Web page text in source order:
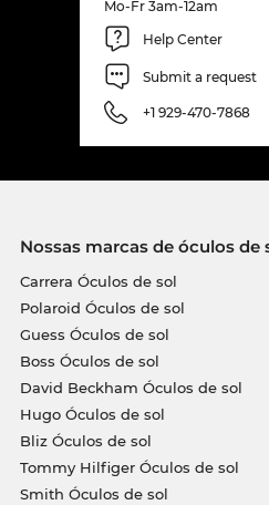
Mo-Fr 3am-12am
Help Center
Submit a request
+1 929-470-7868
Nossas marcas de óculos de
Carrera Óculos de sol
Polaroid Óculos de sol
Guess Óculos de sol
Boss Óculos de sol
David Beckham Óculos de sol
Hugo Óculos de sol
Bliz Óculos de sol
Tommy Hilfiger Óculos de sol
Smith Óculos de sol